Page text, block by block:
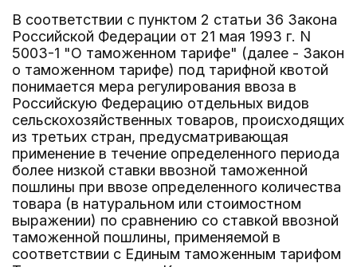
В соответствии с пунктом 2 статьи 36 Закона
Российской Федерации от 21 мая 1993 г. N
5003-1 "О таможенном тарифе" (далее - Закон
о таможенном тарифе) под тарифной квотой
понимается мера регулирования ввоза в
Российскую Федерацию отдельных видов
сельскохозяйственных товаров, происходящих
из третьих стран, предусматривающая
применение в течение определенного периода
более низкой ставки ввозной таможенной
пошлины при ввозе определенного количества
товара (в натуральном или стоимостном
выражении) по сравнению со ставкой ввозной
таможенной пошлины, применяемой в
соответствии с Единым таможенным тарифом